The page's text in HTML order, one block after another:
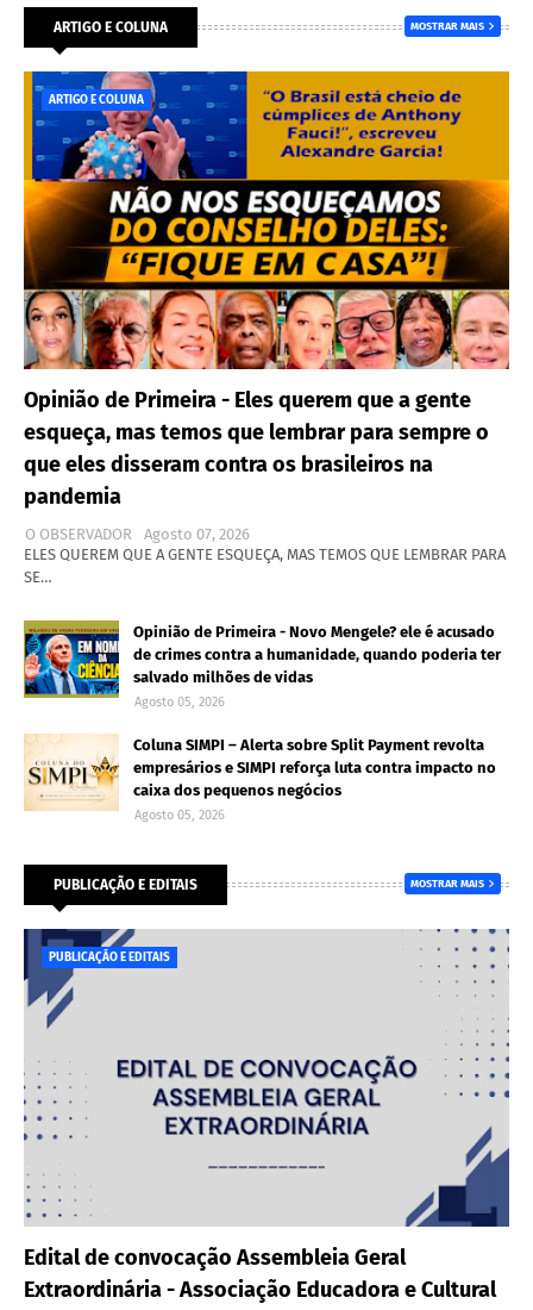
ARTIGO E COLUNA MOSTRAR MAIS
ARTIGO E COLUNA
Opinião de Primeira - Eles querem que a gente
esqueça, mas temos que lembrar para sempre o
que eles disseram contra os brasileiros na
pandemia
O OBSERVADOR
Agosto 07, 2026
ELES QUEREM QUE A GENTE ESQUEÇA, MAS TEMOS QUE LEMBRAR PARA
SE…
Opinião de Primeira - Novo Mengele? ele é acusado
de crimes contra a humanidade, quando poderia ter
salvado milhões de vidas
Agosto 05, 2026
Coluna SIMPI – Alerta sobre Split Payment revolta
empresários e SIMPI reforça luta contra impacto no
caixa dos pequenos negócios
Agosto 05, 2026
PUBLICAÇÃO E EDITAIS MOSTRAR MAIS
PUBLICAÇÃO E EDITAIS
Edital de convocação Assembleia Geral
Extraordinária - Associação Educadora e Cultural